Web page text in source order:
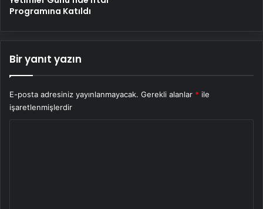
Programına Katıldı
Bir yanıt yazın
E-posta adresiniz yayınlanmayacak. Gerekli alanlar * ile
işaretlenmişlerdir